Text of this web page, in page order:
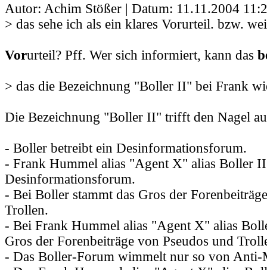
Autor: Achim Stößer | Datum: 11.11.2004
> das sehe ich als ein klares Vorurteil. bzw.
Vorurteil? Pff. Wer sich informiert, kann das
> das die Bezeichnung "Boller II" bei Frank
Die Bezeichnung "Boller II" trifft den Nagel
- Boller betreibt ein Desinformationsforum.
- Frank Hummel alias "Agent X" alias Boller
Desinformationsforum.
- Bei Boller stammt das Gros der
Trollen.
- Bei Frank Hummel alias "Agent X" alias
Gros der Forenbeiträge von Pseudos und
- Das Boller-Forum wimmelt nur so von Anti-